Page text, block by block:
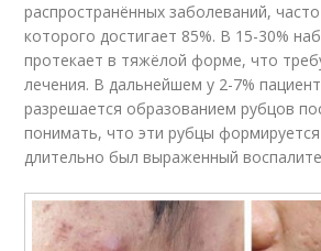
Средства для ухода
Средства от прыщей
распространённых заболеваний,
которого достигает 85%. В 15-30%
протекает в тяжёлой форме, что
лечения. В дальнейшем у 2-7%
разрешается образованием рубцов
понимать, что эти рубцы
длительно был выраженный